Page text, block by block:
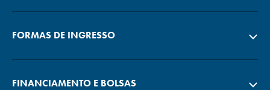
FORMAS DE INGRESSO
FINANCIAMENTO E BOLSAS